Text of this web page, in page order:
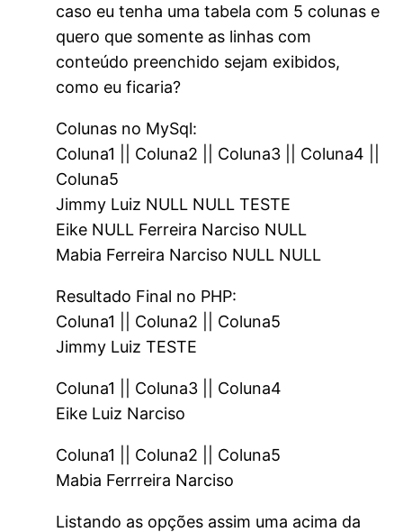
caso eu tenha uma tabela com 5 colunas e
quero que somente as linhas com
conteúdo preenchido sejam exibidos,
como eu ficaria?
Colunas no MySql:
Coluna1 || Coluna2 || Coluna3 || Coluna4 ||
Coluna5
Jimmy Luiz NULL NULL TESTE
Eike NULL Ferreira Narciso NULL
Mabia Ferreira Narciso NULL NULL
Resultado Final no PHP:
Coluna1 || Coluna2 || Coluna5
Jimmy Luiz TESTE
Coluna1 || Coluna3 || Coluna4
Eike Luiz Narciso
Coluna1 || Coluna2 || Coluna5
Mabia Ferrreira Narciso
Listando as opções assim uma acima da